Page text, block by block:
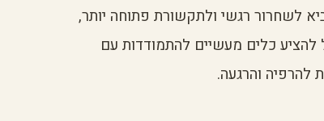
לשחרור רגשי ולתקשורת פתוחה יותר,
להציע כלים מעשיים להתמודדות עם
להרפיה והרגעה.